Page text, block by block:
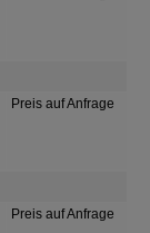
Preis auf Anfrage
Preis auf Anfrage